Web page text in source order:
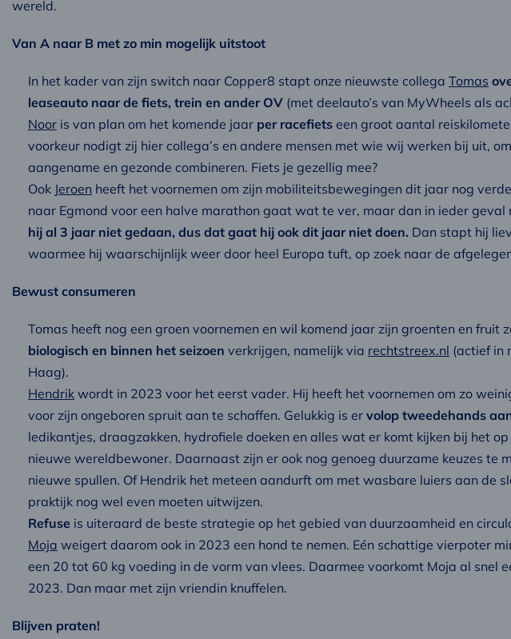
wereld.
Van A naar B met zo min mogelijk uitstoot
In het kader van zijn switch naar Copper8 stapt onze nieuwste collega Tomas
leaseauto naar de fiets, trein en ander OV (met deelauto’s van MyWheels als
Noor is van plan om het komende jaar per racefiets een groot aantal
voorkeur nodigt zij hier collega’s en andere mensen met wie wij werken bij uit,
aangename en gezonde combineren. Fiets je gezellig mee?
Ook Jeroen heeft het voornemen om zijn mobiliteitsbewegingen dit jaar nog
naar Egmond voor een halve marathon gaat wat te ver, maar dan in ieder geval
hij al 3 jaar niet gedaan, dus dat gaat hij ook dit jaar niet doen. Dan stapt hij
waarmee hij waarschijnlijk weer door heel Europa tuft, op zoek naar de
Bewust consumeren
Tomas heeft nog een groen voornemen en wil komend jaar zijn groenten en fruit
biologisch en binnen het seizoen verkrijgen, namelijk via rechtstreex.nl (actief in
Haag).
Hendrik wordt in 2023 voor het eerst vader. Hij heeft het voornemen om zo
voor zijn ongeboren spruit aan te schaffen. Gelukkig is er volop tweedehands
ledikantjes, draagzakken, hydrofiele doeken en alles wat er komt kijken bij het
nieuwe wereldbewoner. Daarnaast zijn er ook nog genoeg duurzame keuzes te
nieuwe spullen. Of Hendrik het meteen aandurft om met wasbare luiers aan de
praktijk nog wel even moeten uitwijzen.
Refuse is uiteraard de beste strategie op het gebied van duurzaamheid en
Moja weigert daarom ook in 2023 een hond te nemen. Eén schattige vierpoter
een 20 tot 60 kg voeding in de vorm van vlees. Daarmee voorkomt Moja al snel
2023. Dan maar met zijn vriendin knuffelen.
Blijven praten!